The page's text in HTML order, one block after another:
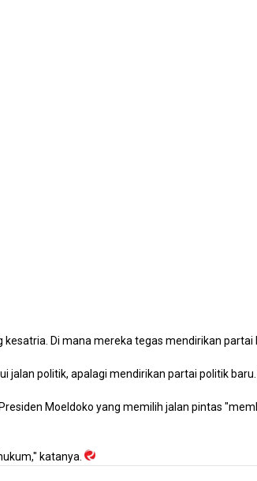
Di mana mereka tegas mendirikan partai
politik, apalagi mendirikan partai politik
Moeldoko yang memilih jalan pintas
katanya.